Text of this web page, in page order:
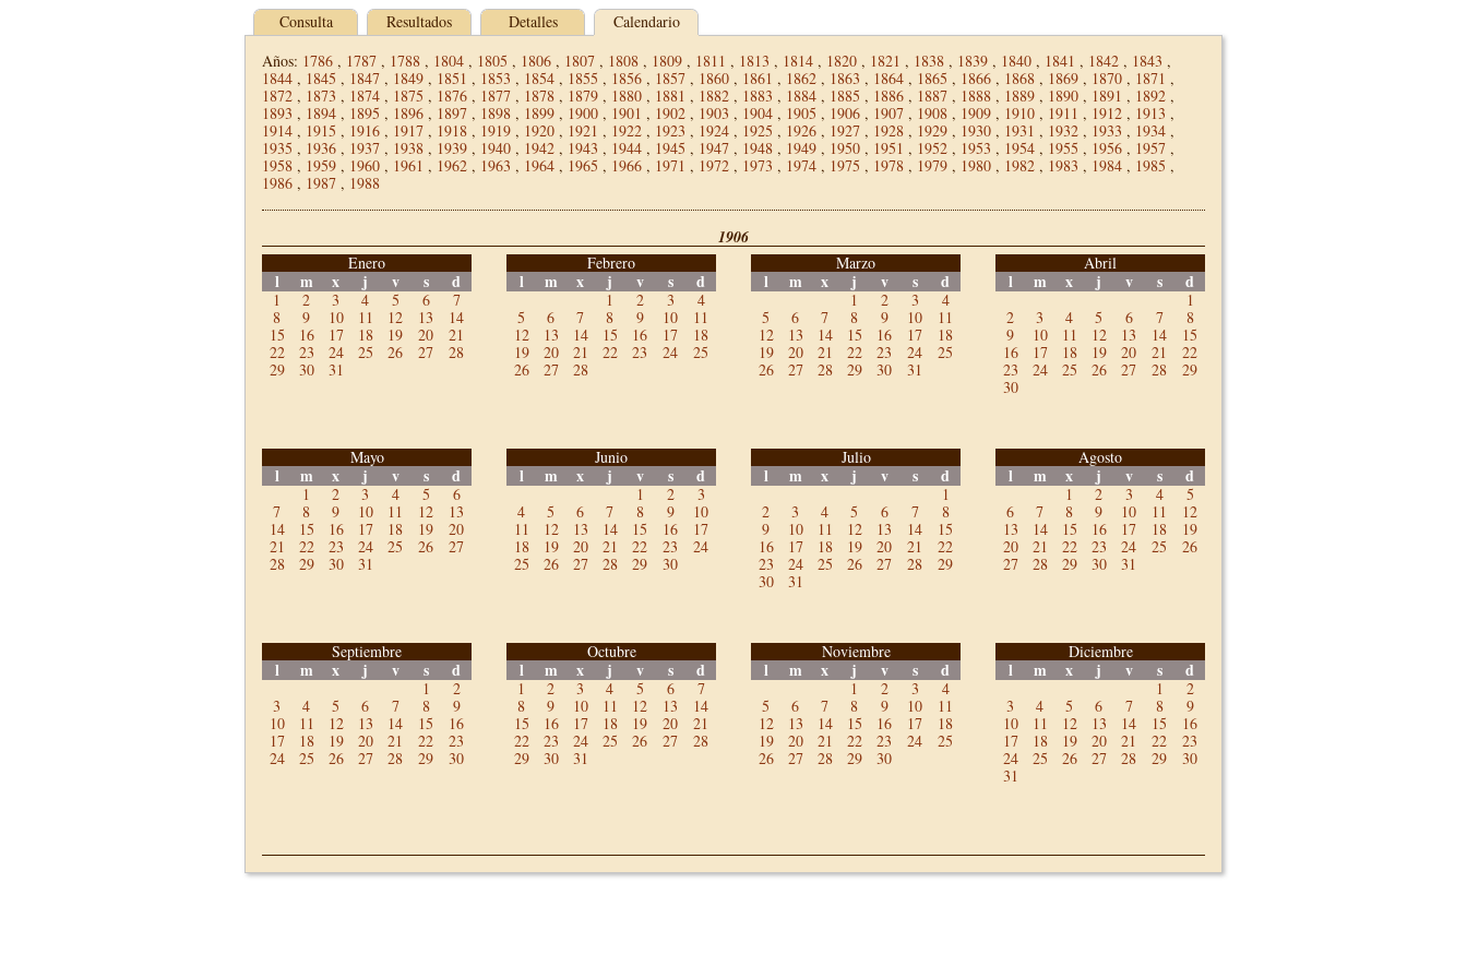
Consulta Resultados Detalles
Calendario
Años: 1786 , 1787 , 1788 , 1804 , 1805 , 1806 , 1807 , 1808 , 1809 , 1811 , 1813 , 1814 , 1820 , 1821 , 1838 , 1839 , 1840 , 1841 , 1842 , 1843 ,
1844 , 1845 , 1847 , 1849 , 1851 , 1853 , 1854 , 1855 , 1856 , 1857 , 1860 , 1861 , 1862 , 1863 , 1864 , 1865 , 1866 , 1868 , 1869 , 1870 , 1871 ,
1872 , 1873 , 1874 , 1875 , 1876 , 1877 , 1878 , 1879 , 1880 , 1881 , 1882 , 1883 , 1884 , 1885 , 1886 , 1887 , 1888 , 1889 , 1890 , 1891 , 1892 ,
1893 , 1894 , 1895 , 1896 , 1897 , 1898 , 1899 , 1900 , 1901 , 1902 , 1903 , 1904 , 1905 , 1906 , 1907 , 1908 , 1909 , 1910 , 1911 , 1912 , 1913 ,
1914 , 1915 , 1916 , 1917 , 1918 , 1919 , 1920 , 1921 , 1922 , 1923 , 1924 , 1925 , 1926 , 1927 , 1928 , 1929 , 1930 , 1931 , 1932 , 1933 , 1934 ,
1935 , 1936 , 1937 , 1938 , 1939 , 1940 , 1942 , 1943 , 1944 , 1945 , 1947 , 1948 , 1949 , 1950 , 1951 , 1952 , 1953 , 1954 , 1955 , 1956 , 1957 ,
1958 , 1959 , 1960 , 1961 , 1962 , 1963 , 1964 , 1965 , 1966 , 1971 , 1972 , 1973 , 1974 , 1975 , 1978 , 1979 , 1980 , 1982 , 1983 , 1984 , 1985 ,
1986 , 1987 , 1988
1906
Enero
l m x j v s d
1 2 3 4 5 6
7
8
9 10 11 12 13
14
15
16 17 18 19 20
21
22
23 24 25 26 27
28
29
30 31
Febrero
l m x j v s d
1 2 3
4
5
6 7 8 9 10
11
12
13 14 15 16 17
18
19
20 21 22 23 24
25
26
27 28
Marzo
l m x j v s d
1 2 3
4
5
6 7 8 9 10
11
12
13 14 15 16 17
18
19
20 21 22 23 24
25
26
27 28 29 30 31
Abril
l m x j v s d
1
2
3 4 5 6 7
8
9
10 11 12 13 14
15
16
17 18 19 20 21
22
23
24 25 26 27 28
29
30
Mayo
l m x j v s d
1 2 3 4 5
6
7
8 9 10 11 12
13
14
15 16 17 18 19
20
21
22 23 24 25 26
27
28
29 30 31
Junio
l m x j v s d
1 2
3
4
5 6 7 8 9
10
11
12 13 14 15 16
17
18
19 20 21 22 23
24
25
26 27 28 29 30
Julio
l m x j v s d
1
2
3 4 5 6 7
8
9
10 11 12 13 14
15
16
17 18 19 20 21
22
23
24 25 26 27 28
29
30
31
Agosto
l m x j v s d
1 2 3 4
5
6
7 8 9 10 11
12
13
14 15 16 17 18
19
20
21 22 23 24 25
26
27
28 29 30 31
Septiembre
l m x j v s d
1
2
3
4 5 6 7 8
9
10
11 12 13 14 15
16
17
18 19 20 21 22
23
24
25 26 27 28 29 30
Octubre
l m x j v s d
1 2 3 4 5 6
7
8
9 10 11 12 13
14
15
16 17 18 19 20
21
22
23 24 25 26 27
28
29
30 31
Noviembre
l m x j v s d
1 2 3
4
5
6 7 8 9 10
11
12
13 14 15 16 17
18
19
20 21 22 23 24
25
26
27 28 29 30
Diciembre
l m x j v s d
1
2
3
4 5 6 7 8
9
10
11 12 13 14 15
16
17
18 19 20 21 22
23
24
25 26 27 28 29
30
31